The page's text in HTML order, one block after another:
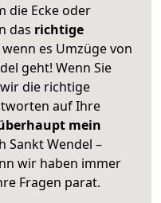
die Ecke oder
das richtige
es Umzüge von
geht! Wenn Sie
die richtige
auf Ihre
mein
Sankt Wendel –
wir haben immer
Fragen parat.